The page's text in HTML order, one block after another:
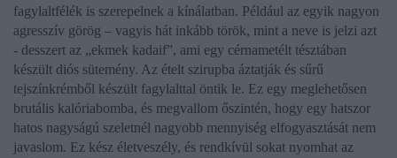
fagylaltfélék is szerepelnek a kínálatban. Például az egyik nagyon
agresszív görög – vagyis hát inkább török, mint a neve is jelzi azt
- desszert az „ekmek kadaif”, ami egy cérnametélt tésztában
készült diós sütemény. Az ételt szirupba áztatják és sűrű
tejszínkrémből készült fagylalttal öntik le. Ez egy meglehetősen
brutális kalóriabomba, és megvallom őszintén, hogy egy hatszor
hatos nagyságú szeletnél nagyobb mennyiség elfogyasztását nem
javaslom. Ez kész életveszély, és rendkívül sokat nyomhat az